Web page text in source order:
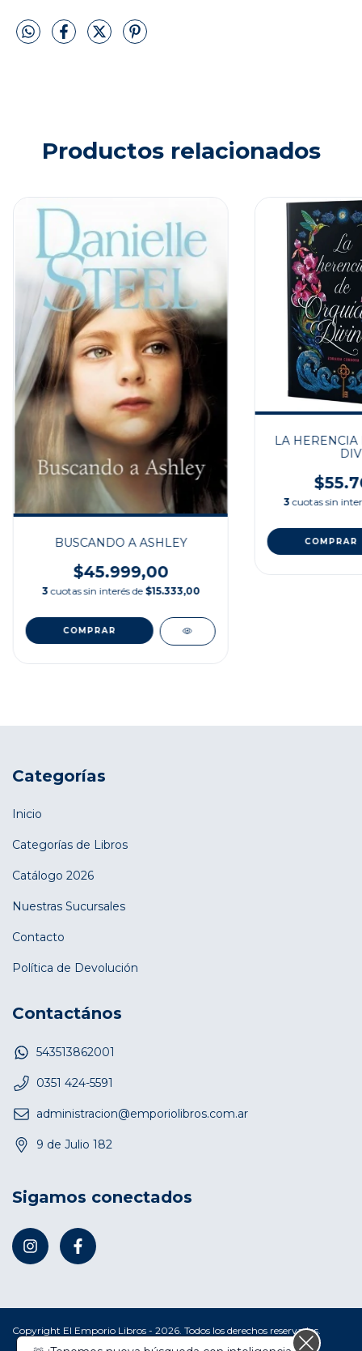
Productos relacionados
BUSCANDO A ASHLEY
$45.999,00
3 cuotas sin interés de $15.333,00
LA
3 cuotas sin
Categorías
Inicio
Categorías de Libros
Catálogo 2026
Nuestras Sucursales
Contacto
Política de Devolución
Contactános
543513862001
0351 424-5591
administracion@emporiolibros.com.ar
9 de Julio 182
Sigamos conectados
Copyright El Emporio Libros - 2026. Todos los derechos reservados.